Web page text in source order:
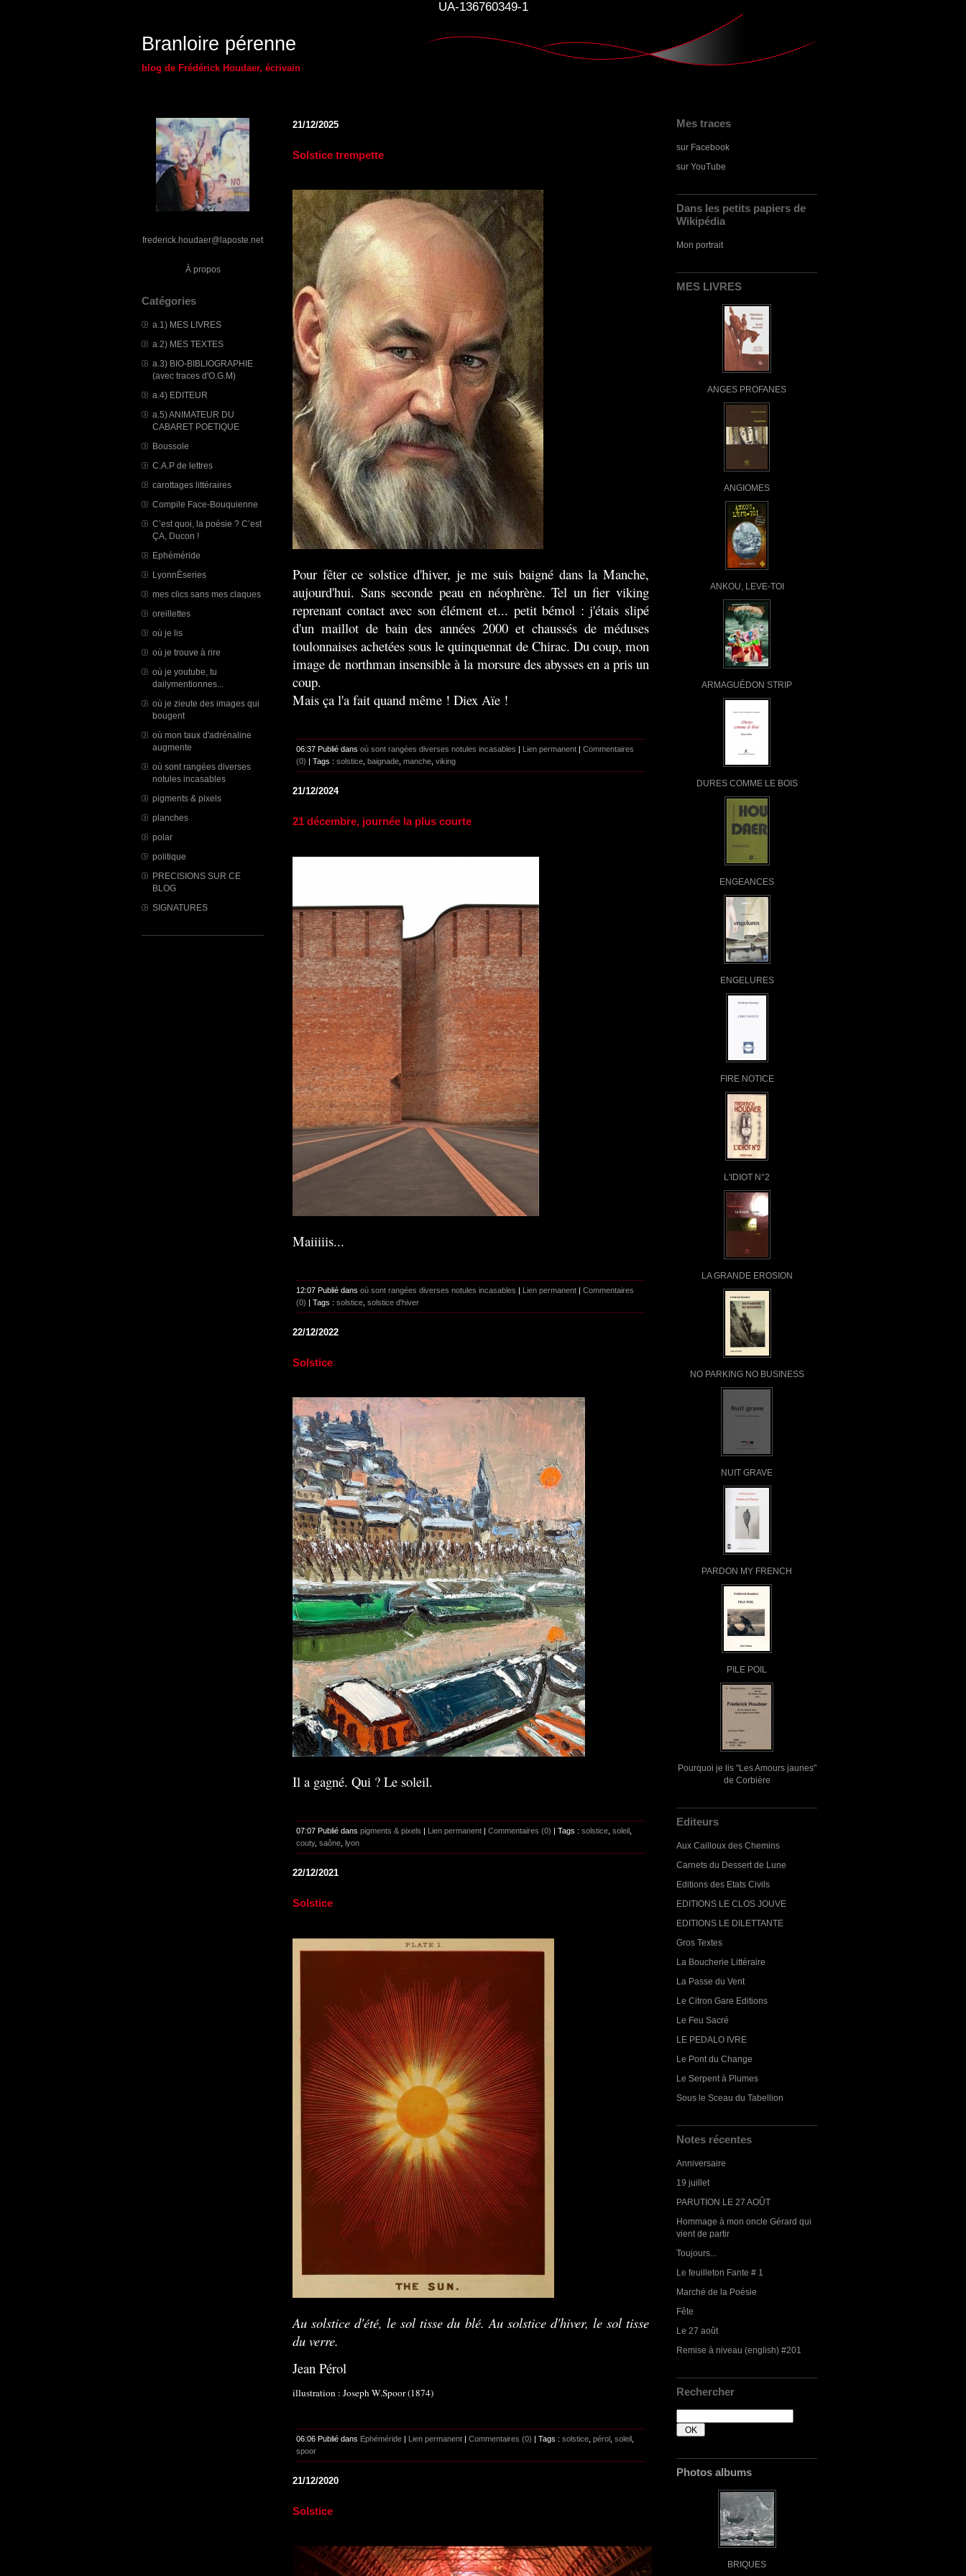
UA-136760349-1
Branloire pérenne
blog de Frédérick Houdaer, écrivain
frederick.houdaer@laposte.net
À propos
Catégories
a.1) MES LIVRES
a.2) MES TEXTES
a.3) BIO-BIBLIOGRAPHIE
(avec traces d'O.G.M)
a.4) EDITEUR
a.5) ANIMATEUR DU
CABARET POETIQUE
Boussole
C.A.P de lettres
carottages littéraires
Compile Face-Bouquienne
C’est quoi, la poésie ? C’est
ÇA, Ducon !
Ephéméride
LyonnÈseries
mes clics sans mes claques
oreillettes
où je lis
où je trouve à rire
où je youtube, tu
dailymentionnes...
où je zieute des images qui
bougent
où mon taux d'adrénaline
augmente
où sont rangées diverses
notules incasables
pigments & pixels
planches
polar
politique
PRECISIONS SUR CE
BLOG
SIGNATURES
Mes traces
sur Facebook
sur YouTube
Dans les petits papiers de
Wikipédia
Mon portrait
MES LIVRES
ANGES PROFANES
ANGIOMES
ANKOU, LEVE-TOI
ARMAGUÉDON STRIP
DURES COMME LE BOIS
ENGEANCES
ENGELURES
FIRE NOTICE
L'IDIOT N°2
LA GRANDE EROSION
NO PARKING NO BUSINESS
NUIT GRAVE
PARDON MY FRENCH
PILE POIL
Pourquoi je lis "Les Amours jaunes"
de Corbière
Editeurs
Aux Cailloux des Chemins
Carnets du Dessert de Lune
Editions des Etats Civils
EDITIONS LE CLOS JOUVE
EDITIONS LE DILETTANTE
Gros Textes
La Boucherie Littéraire
La Passe du Vent
Le Citron Gare Editions
Le Feu Sacré
LE PEDALO IVRE
Le Pont du Change
Le Serpent à Plumes
Sous le Sceau du Tabellion
Notes récentes
Anniversaire
19 juillet
PARUTION LE 27 AOÛT
Hommage à mon oncle Gérard qui
vient de partir
Toujours...
Le feuilleton Fante # 1
Marché de la Poésie
Fête
Le 27 août
Remise à niveau (english) #201
Rechercher
Photos albums
BRIQUES
21/12/2025
Solstice trempette
Pour fêter ce solstice d'hiver, je me suis baigné dans la Manche,
aujourd'hui. Sans seconde peau en néophrène. Tel un fier viking
reprenant contact avec son élément et... petit bémol : j'étais slipé
d'un maillot de bain des années 2000 et chaussés de méduses
toulonnaises achetées sous le quinquennat de Chirac. Du coup, mon
image de northman insensible à la morsure des abysses en a pris un
coup.
Mais ça l'a fait quand même ! Diex Aïe !
06:37 Publié dans où sont rangées diverses notules incasables Lien permanent
Commentaires
(0) | Tags : solstice, baignade, manche, viking
21/12/2024
21 décembre, journée la plus courte
Maiiiiis...
12:07 Publié dans où sont rangées diverses notules incasables | Lien permanent | Commentaires
(0) | Tags : solstice solstice d'hiver
22/12/2022
Solstice
Il a gagné. Qui ? Le soleil.
07:07 Publié dans pigments & pixels Lien permanent Commentaires (0) | Tags : solstice soleil
couty, saône lyon
22/12/2021
Solstice
Au solstice d'été, le sol tisse du blé. Au solstice d'hiver, le sol tisse
du verre.
Jean Pérol
illustration : Joseph W.Spoor (1874)
06:06 Publié dans Ephéméride | Lien permanent | Commentaires (0) | Tags : solstice pérol soleil
spoor
21/12/2020
Solstice